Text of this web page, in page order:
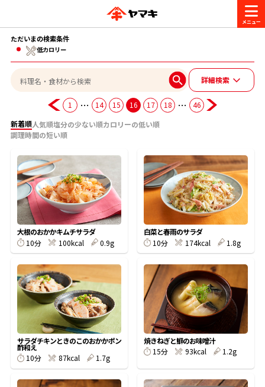
商品情報
ブランド一覧
ヤマキ『めんつゆ』 ヤマキ 割烹白だし
旨さ、別格。だし屋の鍋 韓福善シリーズ
レシピ
おいしいレシピを探す
おいしいレシピトップ
主食レシピ
主菜レシピ
汁物レシピ
時短レシピ
おいしいレシピを商品から探す
かつお節・だしを楽しむ
かつお節・だしを知る
だしの取り方
かつお節の削り方
かつお節・だしをもっと知る
ヤマキ かつお節プラス®
かつお節・だしを楽しむ
CM・キャンペーン
キャンペーン一覧
企業・採用情報
企業情報
- 百年対話
- ヤマキ かつお節プラス®
採用情報
- ジョブリターン制
お問い合わせ
ヤマキお客様相談室
オンラインショップ
コミュニティサイト
Global
ただいまの検索条件
低カロリー
詳細検索
1 … 14 15 16 17 18 …
46
新着順人気順塩分の少ない順カロリーの低い順
調理時間の短い順
大根のおかかキムチサラダ
10分
100kcal 0.9g
白菜と春雨のサラダ
10分
174kcal 1.8g
サラダチキンときのこのおかかポン
酢和え
10分
87kcal 1.7g
焼きねぎと鰤のお味噌汁
15分
93kcal 1.2g